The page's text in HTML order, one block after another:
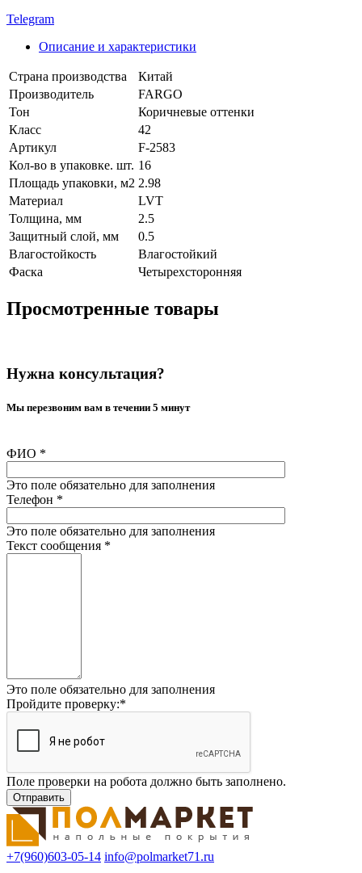
Telegram
Описание и характеристики
Страна производства
Китай
Производитель
FARGO
Тон
Коричневые оттенки
Класс
42
Артикул
F-2583
Кол-во в упаковке. шт. 16
Площадь упаковки, м2 2.98
Материал
LVT
Толщина, мм
2.5
Защитный слой, мм
0.5
Влагостойкость
Влагостойкий
Фаска
Четырехсторонняя
Просмотренные товары
Нужна консультация?
Мы перезвоним вам в течении 5 минут
ФИО *
Это поле обязательно для заполнения
Телефон *
Это поле обязательно для заполнения
Текст сообщения *
Это поле обязательно для заполнения
Пройдите проверку:*
Поле проверки на робота должно быть заполнено.
+7(960)603-05-14 info@polmarket71.ru